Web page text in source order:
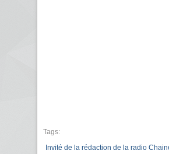
Tags:
Invité de la rédaction de la radio